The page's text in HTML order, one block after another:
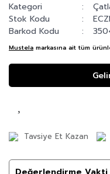
Kategori
Stok Kodu
Barkod Kodu
Mustela markasına ait tüm
Tavsiye Et Kazan